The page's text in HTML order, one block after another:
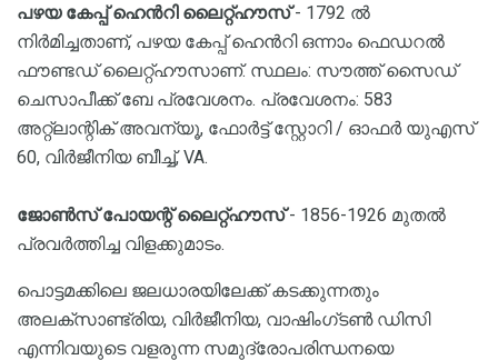
പഴയ കേപ്പ് ഹെൻറി ലൈറ്റ്ഹൗസ്- 1792 ൽ
നിർമിച്ചതാണ്, പഴയ കേപ്പ് ഹെൻറി ഒന്നാം ഫെഡറൽ
ഫൗണ്ടഡ് ലൈറ്റ്ഹൗസാണ്. സ്ഥലം: സൗത്ത് സൈഡ്
ചെസാപീക്ക് ബേ പ്രവേശനം. പ്രവേശനം: 583
അറ്റ്ലാന്റിക് അവന്യൂ, ഫോർട്ട് സ്റ്റോറി / ഓഫർ യുഎസ്
60, വിർജീനിയ ബീച്ച്, VA.
ജോൺസ് പോയന്റ് ലൈറ്റ്ഹൗസ്- 1856-1926 മുതൽ
പ്രവർത്തിച്ച വിളക്കുമാടം.
പൊട്ടമക്കിലെ ജലധാരയിലേക്ക് കടക്കുന്നതും
അലക്സാണ്ട്രിയ, വിർജീനിയ, വാഷിംഗ്ടൺ ഡിസി
എന്നിവയുടെ വളരുന്ന സമുദ്രോപരിന്ധനയെ